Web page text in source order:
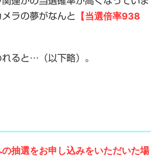
ラの夢がなんと
【当選倍率938
ると…（以下略）。
の抽選をお申し込みをいただいた場